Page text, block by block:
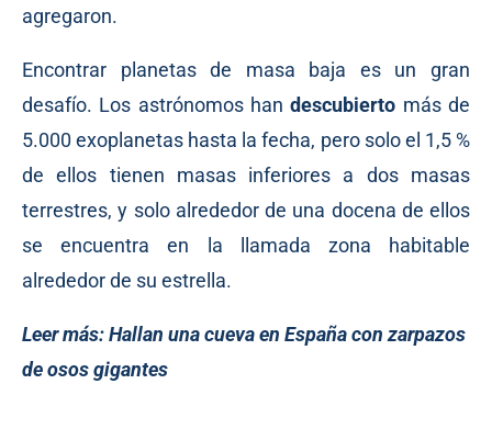
agregaron.
Encontrar planetas de masa baja es un gran
desafío. Los astrónomos handescubierto más de
5.000 exoplanetas hasta la fecha, pero solo el 1,5 %
de ellos tienen masas inferiores a dos masas
terrestres, y solo alrededor de una docena de ellos
se encuentra en la llamada zona habitable
alrededor de su estrella.
Leer más:Hallan una cueva en España con zarpazos
de osos gigantes